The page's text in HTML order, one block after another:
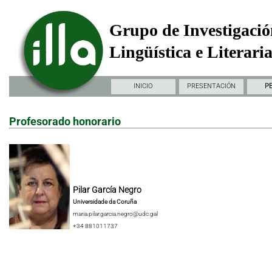
Grupo de
Lingüística e
INICIO PRESENTACIÓN
Profesorado honorario
Pilar García Negro
Universidade da Coruña
maria.pilar.garcia.negro@udc.gal
+34 881011737